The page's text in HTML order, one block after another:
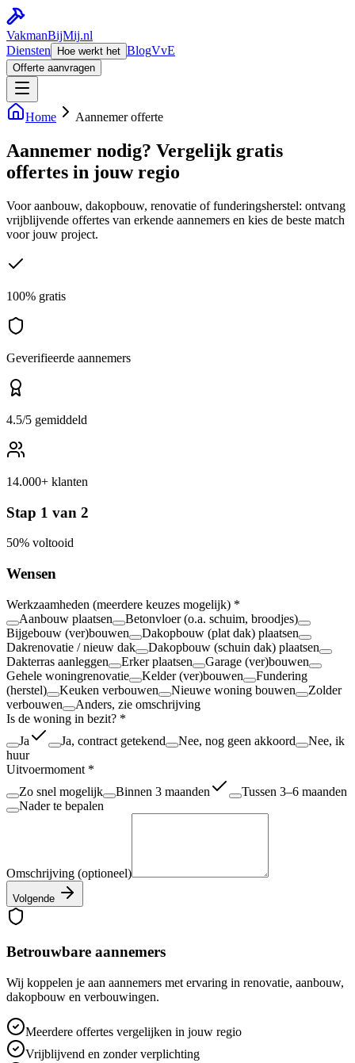
VakmanBijMij.nl
Diensten
Hoe werkt het BlogVvE
Offerte aanvragen
Home Aannemer offerte
Aannemer nodig? Vergelijk gratis
offertes in jouw regio
Voor aanbouw, dakopbouw, renovatie of funderingsherstel: ontvang
vrijblijvende offertes van erkende aannemers en kies de beste match
voor jouw project.
100% gratis
Geverifieerde aannemers
4.5/5 gemiddeld
14.000+ klanten
Stap 1 van 2
50% voltooid
Wensen
Werkzaamheden (meerdere keuzes mogelijk) *
Aanbouw plaatsen
Betonvloer (o.a. schuim, broodjes)
Bijgebouw (ver)bouwen
Dakopbouw (plat dak) plaatsen
Dakrenovatie / nieuw dak
Dakopbouw (schuin dak) plaatsen
Dakterras aanleggen
Erker plaatsen
Garage (ver)bouwen
Gehele woningrenovatie
Kelder (ver)bouwen
Fundering
(herstel)
Keuken verbouwen Nieuwe woning bouwen
Zolder
verbouwen
Anders, zie omschrijving
Is de woning in bezit? *
Ja
Ja, contract getekend Nee, nog geen akkoord
Nee, ik
huur
Uitvoermoment *
Zo snel mogelijk
Binnen 3 maanden
Tussen 3–6 maanden
Nader te bepalen
Omschrijving (optioneel)
Volgende
Betrouwbare aannemers
Wij koppelen je aan aannemers met ervaring in renovatie, aanbouw,
dakopbouw en verbouwingen.
Meerdere offertes vergelijken in jouw regio
Vrijblijvend en zonder verplichting